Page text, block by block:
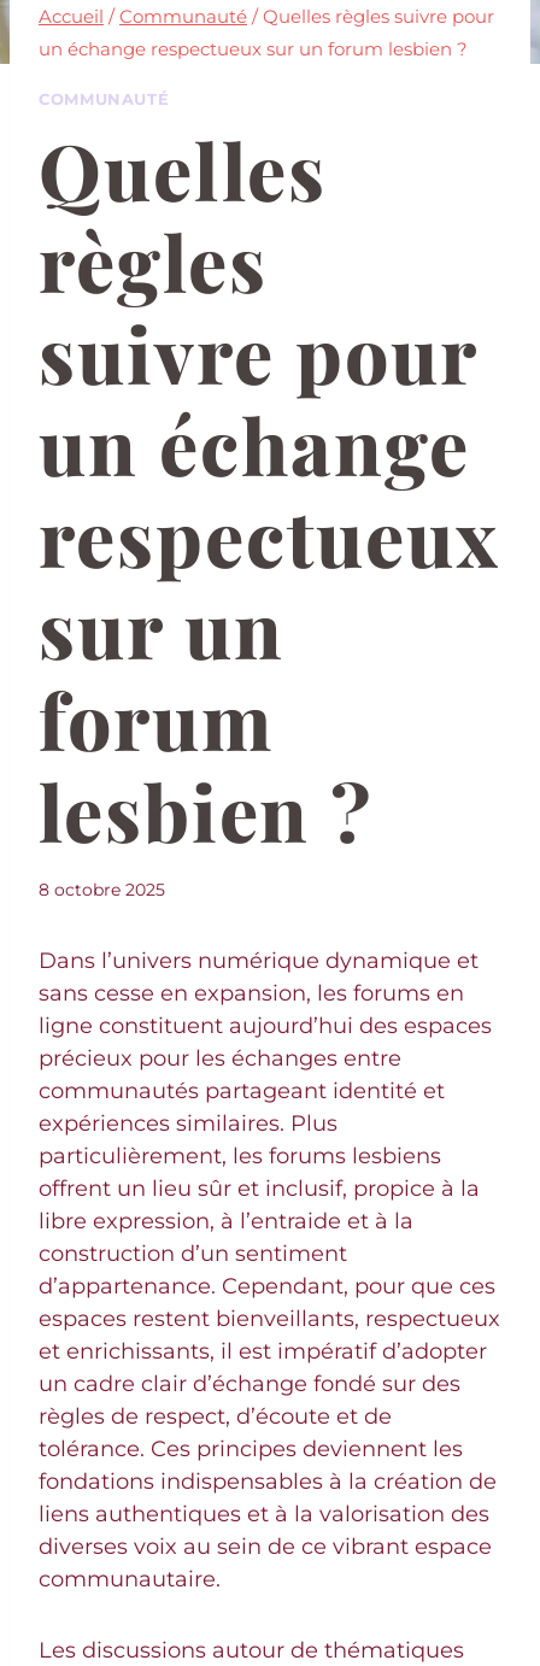
Accueil / Communauté / Quelles règles suivre pour
un échange respectueux sur un forum lesbien ?
COMMUNAUTÉ
Quelles
règles
suivre pour
un échange
respectueux
sur un
forum
lesbien ?
8 octobre 2025
Dans l’univers numérique dynamique et
sans cesse en expansion, les forums en
ligne constituent aujourd’hui des espaces
précieux pour les échanges entre
communautés partageant identité et
expériences similaires. Plus
particulièrement, les forums lesbiens
offrent un lieu sûr et inclusif, propice à la
libre expression, à l’entraide et à la
construction d’un sentiment
d’appartenance. Cependant, pour que ces
espaces restent bienveillants, respectueux
et enrichissants, il est impératif d’adopter
un cadre clair d’échange fondé sur des
règles de respect, d’écoute et de
tolérance. Ces principes deviennent les
fondations indispensables à la création de
liens authentiques et à la valorisation des
diverses voix au sein de ce vibrant espace
communautaire.
Les discussions autour de thématiques